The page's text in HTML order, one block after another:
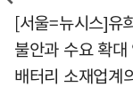
[서울=뉴시스]유
불안과 수요 확
배터리 소재업계